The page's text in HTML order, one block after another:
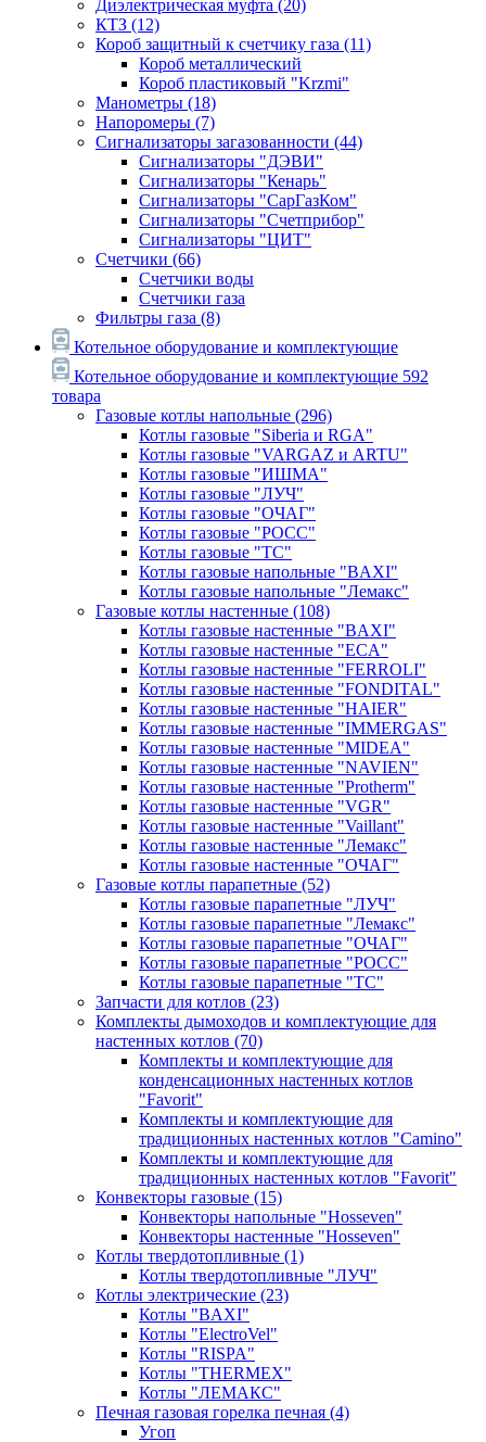
Диэлектрическая муфта (20)
КТЗ (12)
Короб защитный к счетчику газа (11)
Короб металлический
Короб пластиковый "Krzmi"
Манометры (18)
Напоромеры (7)
Сигнализаторы загазованности (44)
Сигнализаторы "ДЭВИ"
Сигнализаторы "Кенарь"
Сигнализаторы "СарГазКом"
Сигнализаторы "Счетприбор"
Сигнализаторы "ЦИТ"
Счетчики (66)
Счетчики воды
Счетчики газа
Фильтры газа (8)
Котельное оборудование и комплектующие
Котельное оборудование и комплектующие 592
товара
Газовые котлы напольные (296)
Котлы газовые "Siberia и RGA"
Котлы газовые "VARGAZ и ARTU"
Котлы газовые "ИШМА"
Котлы газовые "ЛУЧ"
Котлы газовые "ОЧАГ"
Котлы газовые "РОСС"
Котлы газовые "ТС"
Котлы газовые напольные "BAXI"
Котлы газовые напольные "Лемакс"
Газовые котлы настенные (108)
Котлы газовые настенные "BAXI"
Котлы газовые настенные "ECA"
Котлы газовые настенные "FERROLI"
Котлы газовые настенные "FONDITAL"
Котлы газовые настенные "HAIER"
Котлы газовые настенные "IMMERGAS"
Котлы газовые настенные "MIDEA"
Котлы газовые настенные "NAVIEN"
Котлы газовые настенные "Protherm"
Котлы газовые настенные "VGR"
Котлы газовые настенные "Vaillant"
Котлы газовые настенные "Лемакс"
Котлы газовые настенные "ОЧАГ"
Газовые котлы парапетные (52)
Котлы газовые парапетные "ЛУЧ"
Котлы газовые парапетные "Лемакс"
Котлы газовые парапетные "ОЧАГ"
Котлы газовые парапетные "РОСС"
Котлы газовые парапетные "ТС"
Запчасти для котлов (23)
Комплекты дымоходов и комплектующие для
настенных котлов (70)
Комплекты и комплектующие для
конденсационных настенных котлов
"Favorit"
Комплекты и комплектующие для
традиционных настенных котлов "Camino"
Комплекты и комплектующие для
традиционных настенных котлов "Favorit"
Конвекторы газовые (15)
Конвекторы напольные "Hosseven"
Конвекторы настенные "Hosseven"
Котлы твердотопливные (1)
Котлы твердотопливные "ЛУЧ"
Котлы электрические (23)
Котлы "BAXI"
Котлы "ElectroVel"
Котлы "RISPA"
Котлы "THERMEX"
Котлы "ЛЕМАКС"
Печная газовая горелка печная (4)
Угоп